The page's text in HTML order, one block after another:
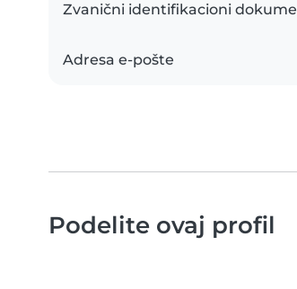
Zvanični identifikacioni
Adresa e-pošte
Podelite ovaj profil